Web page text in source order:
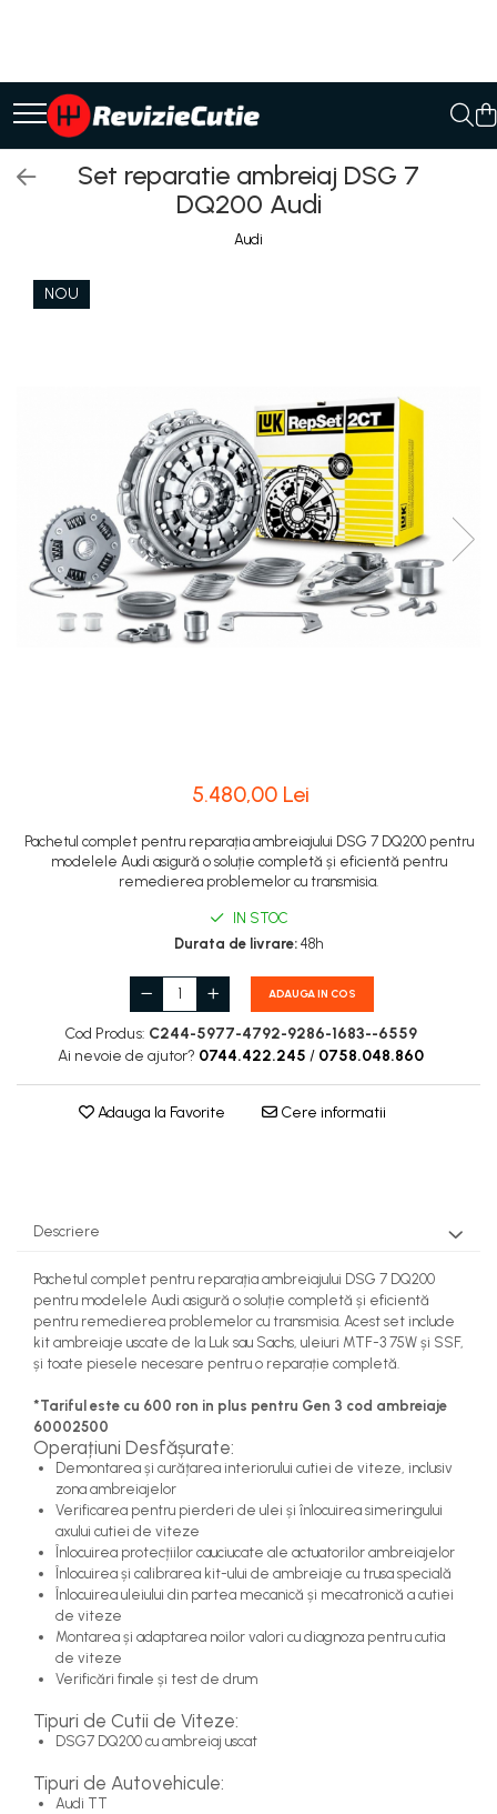
Ulei cutie automata
Filtre cutii automate
Set reparatie ambreiaj DSG 7
DQ200 Audi
Audi
NOU
5.480,00 Lei
Pachetul complet pentru reparația ambreiajului DSG 7 DQ200 pentru
modelele Audi asigură o soluție completă și eficientă pentru
remedierea problemelor cu transmisia.
IN STOC
Durata de livrare: 48h
ADAUGA IN COS
Cod Produs: C244-5977-4792-9286-1683--6559
Ai nevoie de ajutor? 0744.422.245 / 0758.048.860
Adauga la Favorite Cere informatii
Descriere
Pachetul complet pentru reparația ambreiajului DSG 7 DQ200
pentru modelele Audi asigură o soluție completă și eficientă
pentru remedierea problemelor cu transmisia. Acest set include
kit ambreiaje uscate de la Luk sau Sachs, uleiuri MTF-3 75W și SSF,
și toate piesele necesare pentru o reparație completă.
*Tariful este cu 600 ron in plus pentru Gen 3 cod ambreiaje
60002500
Operațiuni Desfășurate:
Demontarea și curățarea interiorului cutiei de viteze, inclusiv
zona ambreiajelor
Verificarea pentru pierderi de ulei și înlocuirea simeringului
axului cutiei de viteze
Înlocuirea protecțiilor cauciucate ale actuatorilor ambreiajelor
Înlocuirea și calibrarea kit-ului de ambreiaje cu trusa specială
Înlocuirea uleiului din partea mecanică și mecatronică a cutiei
de viteze
Montarea și adaptarea noilor valori cu diagnoza pentru cutia
de viteze
Verificări finale și test de drum
Tipuri de Cutii de Viteze:
DSG7 DQ200 cu ambreiaj uscat
Tipuri de Autovehicule:
Audi TT